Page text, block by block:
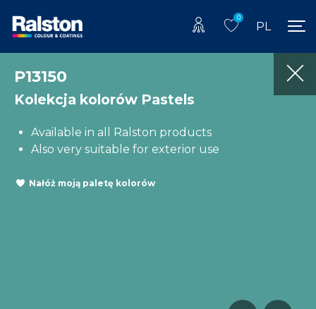
0
PL
P13150
Kolekcja kolorów Pastels
Available in all Ralston products
Also very suitable for exterior use
Nałóż moją paletę kolorów